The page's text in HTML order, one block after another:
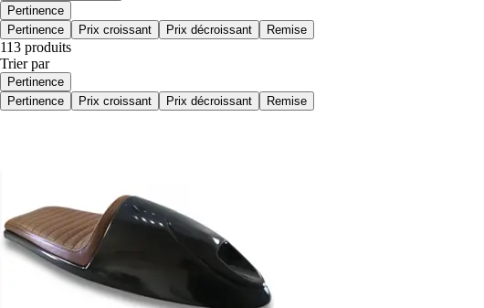
Pertinence
Pertinence
Prix croissant Prix décroissant Remise
113 produits
Trier par
Pertinence
Pertinence
Prix croissant Prix décroissant Remise